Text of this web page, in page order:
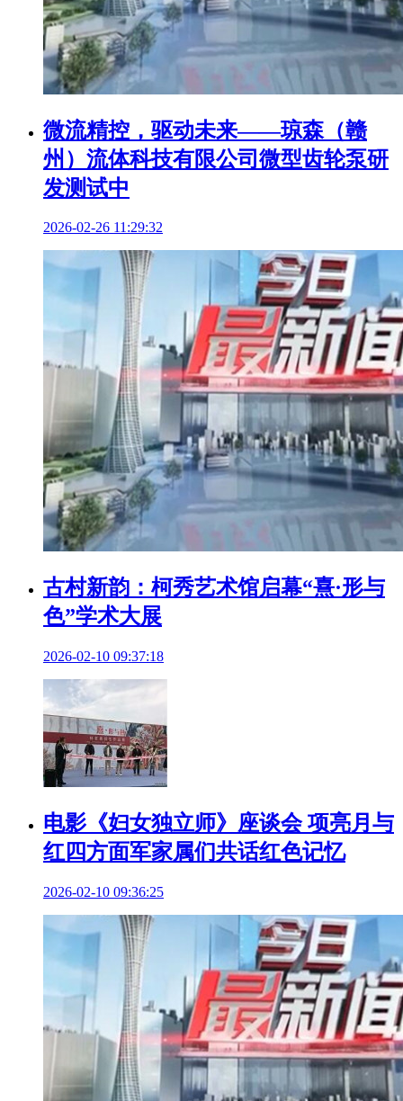
微流精控，驱动未来——琼森（赣
州）流体科技有限公司微型齿轮泵研
发测试中
2026-02-26 11:29:32
古村新韵：柯秀艺术馆启幕“熹·形与
色”学术大展
2026-02-10 09:37:18
电影《妇女独立师》座谈会 项亮月与
红四方面军家属们共话红色记忆
2026-02-10 09:36:25